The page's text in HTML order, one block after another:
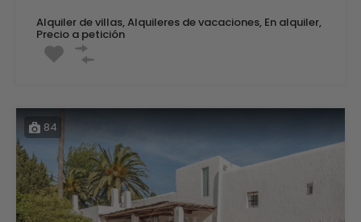
Alquiler de villas, Alquileres de vacaciones, En alquiler,
Precio a petición
84